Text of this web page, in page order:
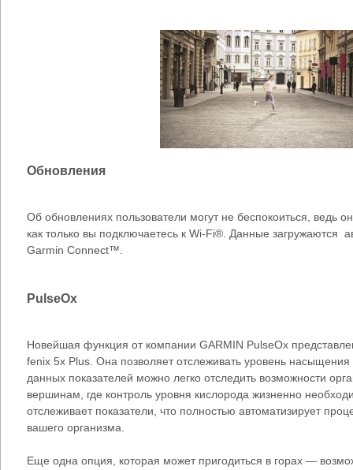
Обновления
Об обновлениях пользователи могут не беспокоиться, ведь
как только вы подключаетесь к Wi-Fi®. Данные загружаются
Garmin Connect™.
PulseOx
Новейшая функция от компании GARMIN PulseOx
fenix 5x Plus. Она позволяет отслеживать уровень
данных показателей можно легко отследить возможности
вершинам, где контроль уровня кислорода жизненно
отслеживает показатели, что полностью автоматизирует
вашего организма.
Еще одна опция, которая может пригодиться в горах —